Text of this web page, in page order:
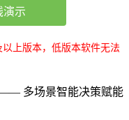
演示
以上版本，低版本软件无法
—— 多场景智能决策赋能